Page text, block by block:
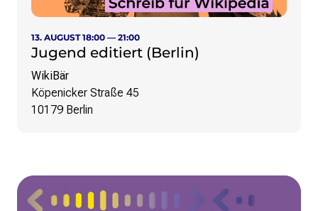
13. AUGUST 18:00 — 21:00
Jugend editiert (Berlin)
WikiBär
Köpenicker Straße 45
10179 Berlin